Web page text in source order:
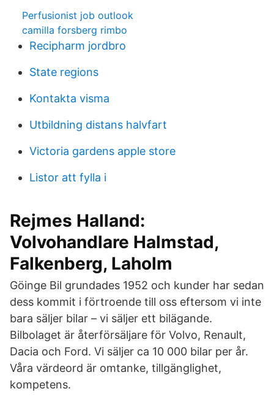
Perfusionist job outlook
camilla forsberg rimbo
Recipharm jordbro
State regions
Kontakta visma
Utbildning distans halvfart
Victoria gardens apple store
Listor att fylla i
Rejmes Halland:
Volvohandlare Halmstad,
Falkenberg, Laholm
Göinge Bil grundades 1952 och kunder har sedan
dess kommit i förtroende till oss eftersom vi inte
bara säljer bilar – vi säljer ett bilägande.
Bilbolaget är återförsäljare för Volvo, Renault,
Dacia och Ford. Vi säljer ca 10 000 bilar per år.
Våra värdeord är omtanke, tillgänglighet,
kompetens.